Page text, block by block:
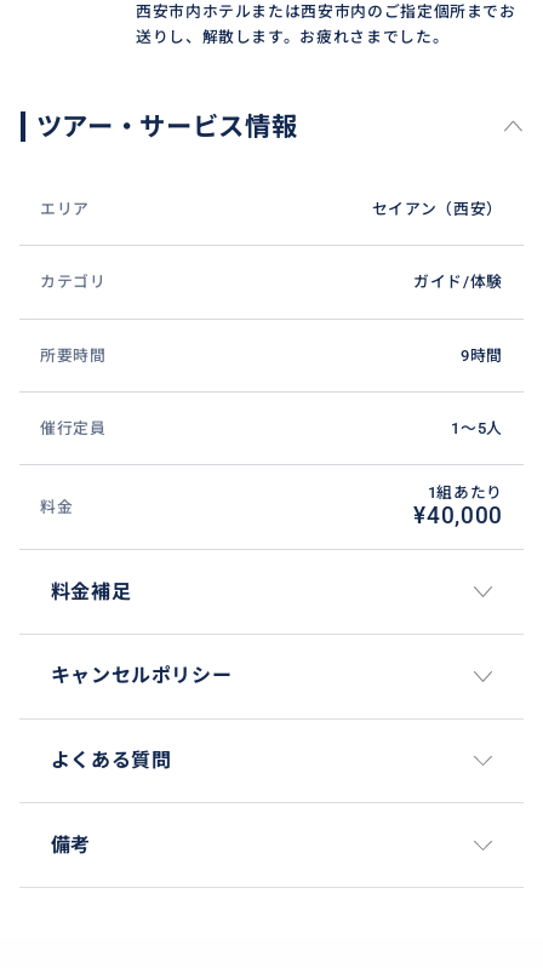
西安市内ホテルまたは西安市内のご指定個所までお
送りし、解散します。お疲れさまでした。
ツアー・サービス情報
エリア セイアン（西安）
カテゴリ ガイド/体験
所要時間 9時間
催行定員 1〜5人
料金
1組あたり
¥40,000
料金補足
キャンセルポリシー
よくある質問
備考